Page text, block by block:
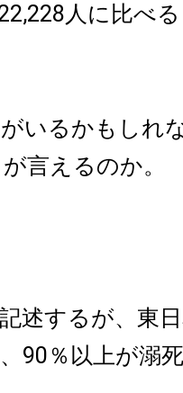
人に比べ
いるかもしれ
言えるのか。
述するが、東
90％以上が溺